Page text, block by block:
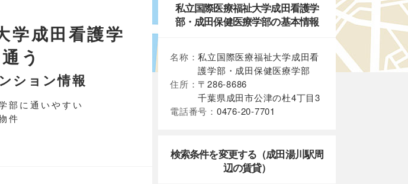
学成田看護学
う
ション情報
部に通いやすい
件
私立国際医療福祉大学成田看護学
部・成田保健医療学部の基本情報
名称：私立国際医療福祉大学成田看
護学部・成田保健医療学部
住所： 〒286-8686
千葉県成田市公津の杜4丁目3
電話番号： 0476-20-7701
検索条件を変更する（成田湯川駅周
辺の賃貸）